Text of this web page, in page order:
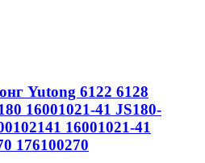
Yutong 6122 6128
16001021-41 JS180-
16001021-41
176100270